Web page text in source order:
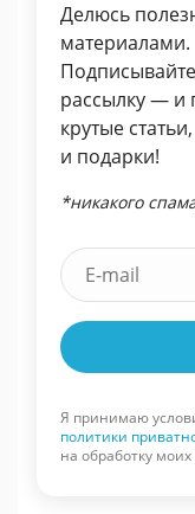
Делюсь
материалами.
рассылку — и
крутые
и подарки!
*никакого
Я принимаю
политики
на обработку